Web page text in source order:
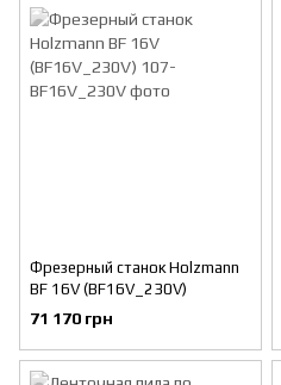
Фрезерный станок Holzmann
BF 16V (BF16V_230V)
71 170 грн